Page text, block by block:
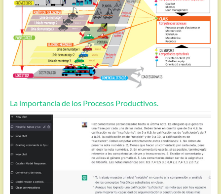
La importancia de los Procesos Productivos.